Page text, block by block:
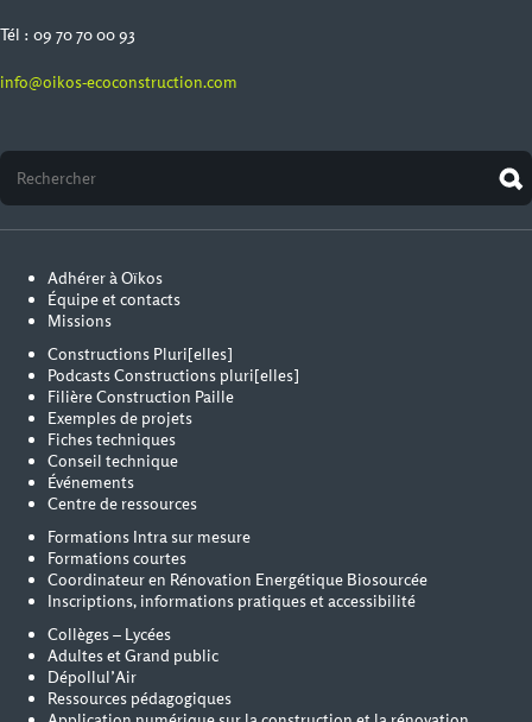
Tél : 09 70 70 00 93
info@oikos-ecoconstruction.com
Adhérer à Oïkos
Équipe et contacts
Missions
Constructions Pluri[elles]
Podcasts Constructions pluri[elles]
Filière Construction Paille
Exemples de projets
Fiches techniques
Conseil technique
Événements
Centre de ressources
Formations Intra sur mesure
Formations courtes
Coordinateur en Rénovation Energétique Biosourcée
Inscriptions, informations pratiques et accessibilité
Collèges – Lycées
Adultes et Grand public
Dépollul’Air
Ressources pédagogiques